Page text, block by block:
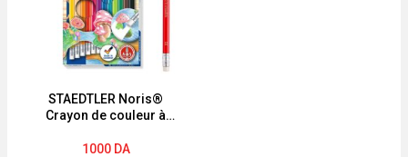
moche
méchant
STAEDTLER Noris®
Crayon de couleur à
gomme
1000 DA